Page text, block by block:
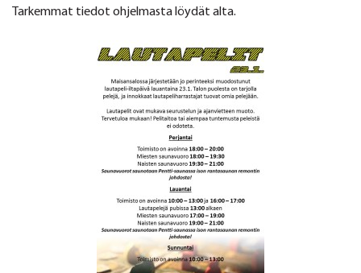
Tarkemmat tiedot ohjelmasta löydät alta.